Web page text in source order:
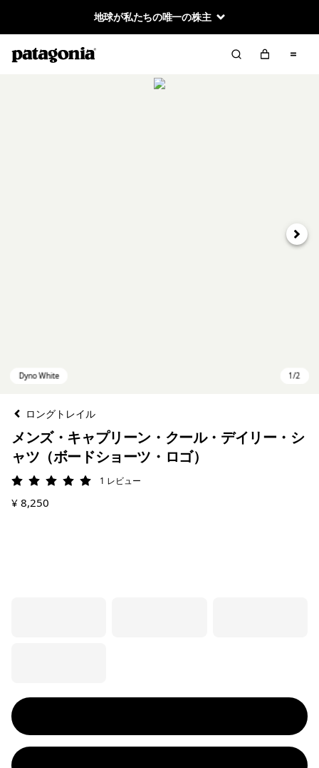
地球が私たちの唯一の株主
次へ
ロングトレイル
メンズ・キャプリーン・クール・デイリー・シ
ャツ（ボードショーツ・ロゴ）
評価: 5 / 5 1 レビュー
¥ 8,250